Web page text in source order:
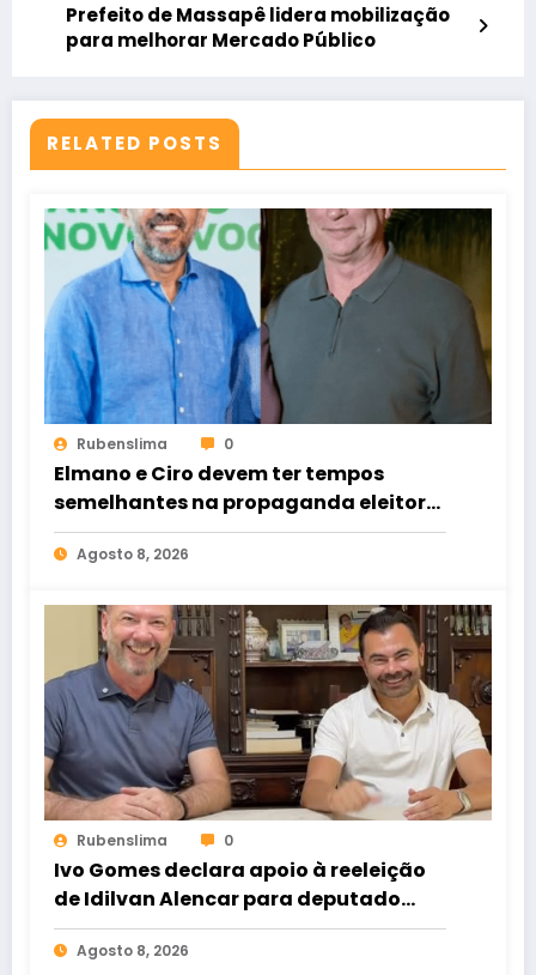
Prefeito de Massapê lidera mobilização
para melhorar Mercado Público
RELATED POSTS
Rubenslima 0
Elmano e Ciro devem ter tempos
semelhantes na propaganda eleitoral
de rádio e TV
Agosto 8, 2026
Rubenslima 0
Ivo Gomes declara apoio à reeleição
de Idilvan Alencar para deputado
federal
Agosto 8, 2026